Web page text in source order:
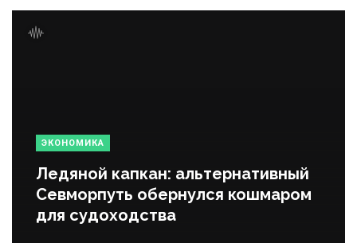
ЭКОНОМИКА
Ледяной капкан: альтернативный
Севморпуть обернулся кошмаром
для судоходства